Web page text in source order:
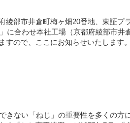
部市井倉町梅ヶ畑20番地、東証プ
に合わせ本社工場（京都府綾部市井
ので、ここにお知らせいたします。
ない「ねじ」の重要性を多くの方